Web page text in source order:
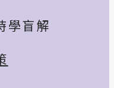
學盲解